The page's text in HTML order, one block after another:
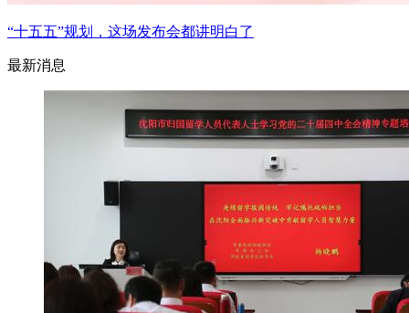
“十五五”规划，这场发布会都讲明白了
最新消息